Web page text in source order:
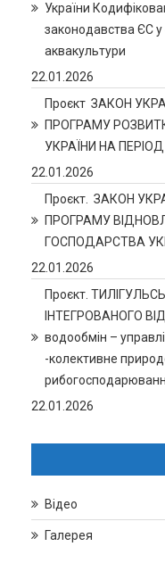
України
законодавства ЄС у
аквакультури
22.01.2026
Проєкт ЗАКОН
ПРОГРАМУ
УКРАЇНИ НА
22.01.2026
Проєкт. ЗАКОН
ПРОГРАМУ
ГОСПОДАРСТВА
22.01.2026
Проєкт.
ІНТЕГРОВАНОГО
водообмін –
-колективне
22.01.2026
Відео
Галерея